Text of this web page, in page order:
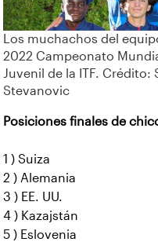
Los muchachos del
2022 Campeonato
Juvenil de la ITF. Crédito:
Stevanovic
Posiciones finales de
1 ) Suiza
2 ) Alemania
3 ) EE. UU.
4 ) Kazajstán
5 ) Eslovenia